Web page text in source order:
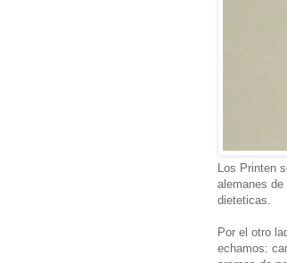
Los Printen
alemanes
dieteticas.
Por el otro
echamos: